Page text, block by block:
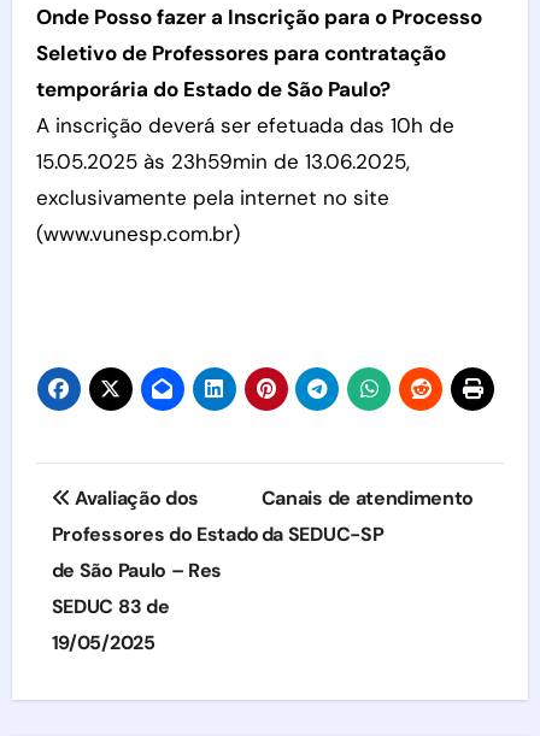
Onde Posso fazer a Inscrição para o Processo
Seletivo de Professores para contratação
temporária do Estado de São Paulo?
A inscrição deverá ser efetuada das 10h de
15.05.2025 às 23h59min de 13.06.2025,
exclusivamente pela internet no site
(www.vunesp.com.br)
Navegação
de
Post
Avaliação dos
Professores do Estado
de São Paulo – Res
SEDUC 83 de
19/05/2025
Canais de atendimento
da SEDUC-SP